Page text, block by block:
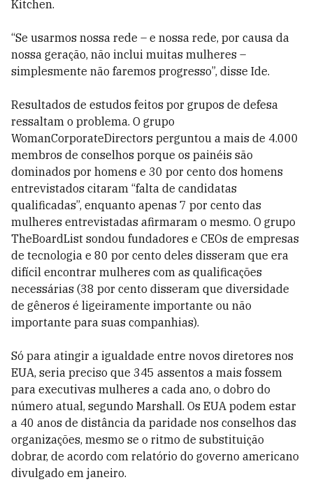
Kitchen.
“Se usarmos nossa rede – e nossa rede, por causa da
nossa geração, não inclui muitas mulheres –
simplesmente não faremos progresso”, disse Ide.
Resultados de estudos feitos por grupos de defesa
ressaltam o problema. O grupo
WomanCorporateDirectors perguntou a mais de 4.000
membros de conselhos porque os painéis são
dominados por homens e 30 por cento dos homens
entrevistados citaram “falta de candidatas
qualificadas”, enquanto apenas 7 por cento das
mulheres entrevistadas afirmaram o mesmo. O grupo
TheBoardList sondou fundadores e CEOs de empresas
de tecnologia e 80 por cento deles disseram que era
difícil encontrar mulheres com as qualificações
necessárias (38 por cento disseram que diversidade
de gêneros é ligeiramente importante ou não
importante para suas companhias).
Só para atingir a igualdade entre novos diretores nos
EUA, seria preciso que 345 assentos a mais fossem
para executivas mulheres a cada ano, o dobro do
número atual, segundo Marshall. Os EUA podem estar
a 40 anos de distância da paridade nos conselhos das
organizações, mesmo se o ritmo de substituição
dobrar, de acordo com relatório do governo americano
divulgado em janeiro.